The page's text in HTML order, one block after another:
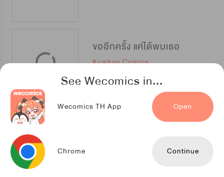
See Wecomics in...
Wecomics TH App Open
Chrome Continue
ขออีกครั้ง แค่ได้พบเธอ
Kuaikan Comics
นายหน้าใสกับยัยป่าเถื่อน